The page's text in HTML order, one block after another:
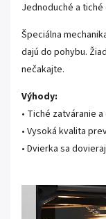
Jednoduché a
Špeciálna
dajú do pohybu.
nečakajte.
Výhody:
• Tiché zatváranie
• Vysoká kvalita
• Dvierka sa